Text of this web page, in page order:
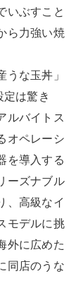
いぶすこと
ら力強い焼
うな玉丼」
定は驚き
ルバイトス
オペレーシ
を導入する
ーズナブル
、高級なイ
モデルに挑
外に広めた
同店のうな